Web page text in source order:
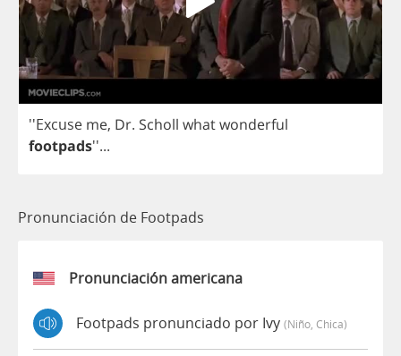
''Excuse me, Dr. Scholl whatwonderful
footpads''...
Pronunciación de Footpads
Pronunciación americana
Footpads pronunciado por Ivy (niño, Chica)